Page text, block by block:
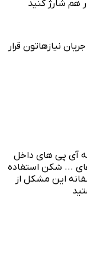
کنید
قرار
های داخل
شکن استفاده
مشکل از